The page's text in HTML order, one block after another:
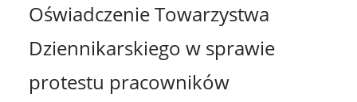
Oświadczenie Towarzystwa
Dziennikarskiego w sprawie
protestu pracowników